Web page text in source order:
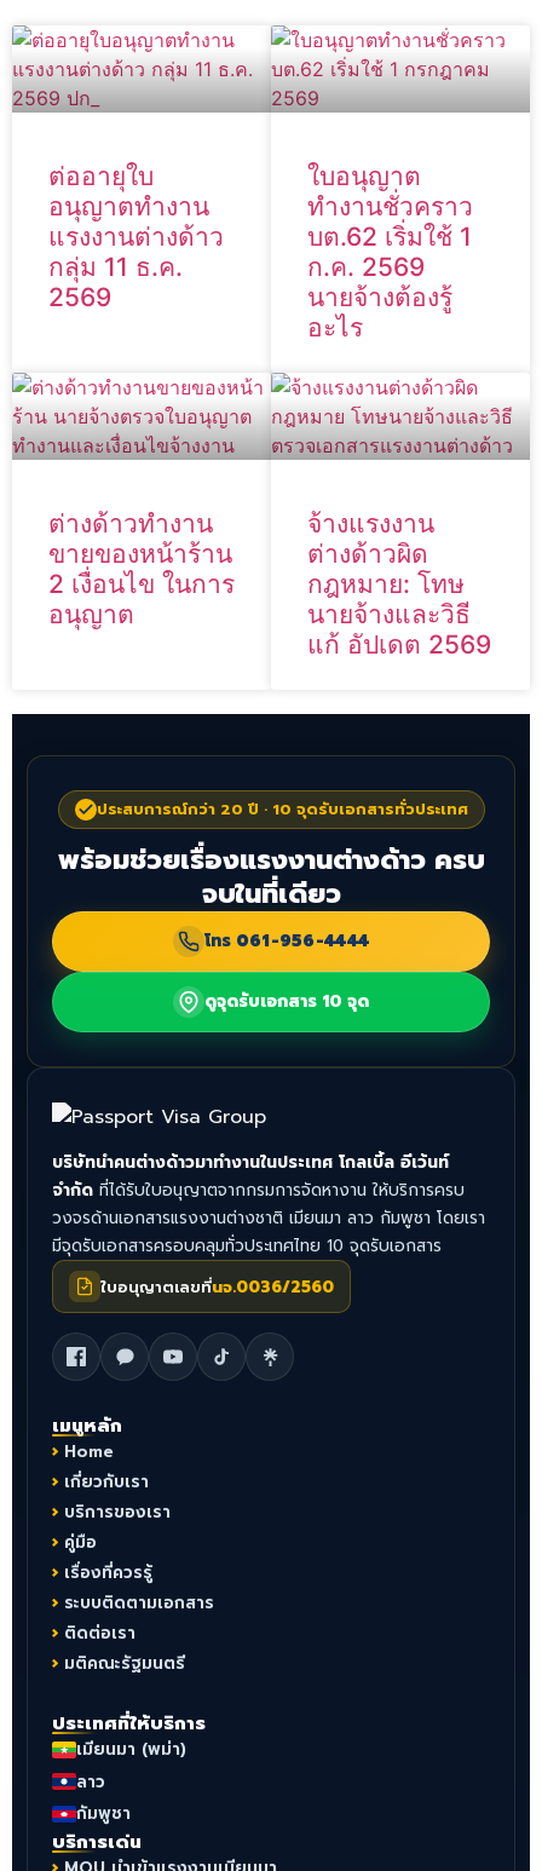
ต่ออายุใบ
อนุญาตทำงาน
แรงงานต่างด้าว
กลุ่ม 11 ธ.ค.
2569
ใบอนุญาต
ทำงานชั่วคราว
บต.62 เริ่มใช้ 1
ก.ค. 2569
นายจ้างต้องรู้
อะไร
ต่างด้าวทำงาน
ขายของหน้าร้าน
2 เงื่อนไข ในการ
อนุญาต
จ้างแรงงาน
ต่างด้าวผิด
กฎหมาย: โทษ
นายจ้างและวิธี
แก้ อัปเดต 2569
ประสบการณ์กว่า 20 ปี · 10 จุดรับเอกสารทั่วประเทศ
พร้อมช่วยเรื่องแรงงานต่างด้าว ครบ
จบในที่เดียว
โทร 061-956-4444
ดูจุดรับเอกสาร 10 จุด
บริษัทนำคนต่างด้าวมาทำงานในประเทศ โกลเบิ้ล อีเว้นท์
จำกัด ที่ได้รับใบอนุญาตจากกรมการจัดหางาน ให้บริการครบ
วงจรด้านเอกสารแรงงานต่างชาติ เมียนมา ลาว กัมพูชา โดยเรา
มีจุดรับเอกสารครอบคลุมทั่วประเทศไทย 10 จุดรับเอกสาร
ใบอนุญาตเลขที่นจ.0036/2560
เมนูหลัก
Home
เกี่ยวกับเรา
บริการของเรา
คู่มือ
เรื่องที่ควรรู้
ระบบติดตามเอกสาร
ติดต่อเรา
มติคณะรัฐมนตรี
ประเทศที่ให้บริการ
เมียนมา (พม่า)
ลาว
กัมพูชา
บริการเด่น